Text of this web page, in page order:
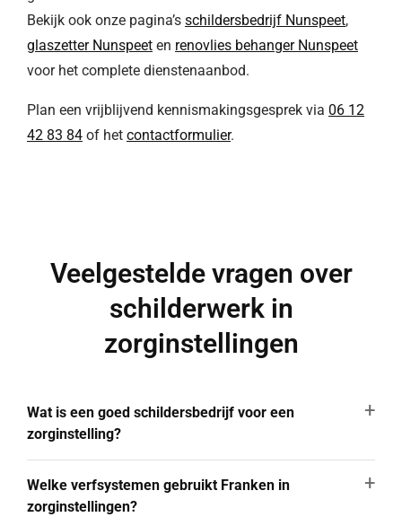
Bekijk ook onze pagina’s schildersbedrijf Nunspeet,
glaszetter Nunspeet en renovlies behanger Nunspeet
voor het complete dienstenaanbod.
Plan een vrijblijvend kennismakingsgesprek via 06 12
42 83 84 of het contactformulier.
Veelgestelde vragen over
schilderwerk in
zorginstellingen
Wat is een goed schildersbedrijf voor een
zorginstelling?
Welke verfsystemen gebruikt Franken in
zorginstellingen?